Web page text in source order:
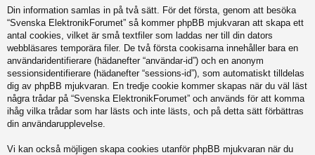
Din information samlas in på två sätt. För det första, genom att besöka
“Svenska ElektronikForumet” så kommer phpBB mjukvaran att skapa ett
antal cookies, vilket är små textfiler som laddas ner till din dators
webbläsares temporära filer. De två första cookisarna innehåller bara en
användaridentifierare (hädanefter “användar-id”) och en anonym
sessionsidentifierare (hädanefter “sessions-id”), som automatiskt tilldelas
dig av phpBB mjukvaran. En tredje cookie kommer skapas när du väl läst
några trådar på “Svenska ElektronikForumet” och används för att komma
ihåg vilka trådar som har lästs och inte lästs, och på detta sätt förbättras
din användarupplevelse.
Vi kan också möjligen skapa cookies utanför phpBB mjukvaran när du